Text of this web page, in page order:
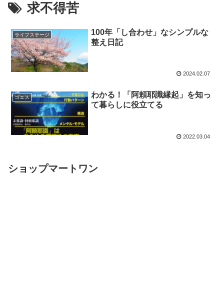
求不得苦
ライフステージ
100年「し合わせ」なシンプルな
整え日記
2024.02.07
ゴエス
わかる！「阿頼耶識縁起」を知っ
て暮らしに役立てる
2022.03.04
ショップマートワン